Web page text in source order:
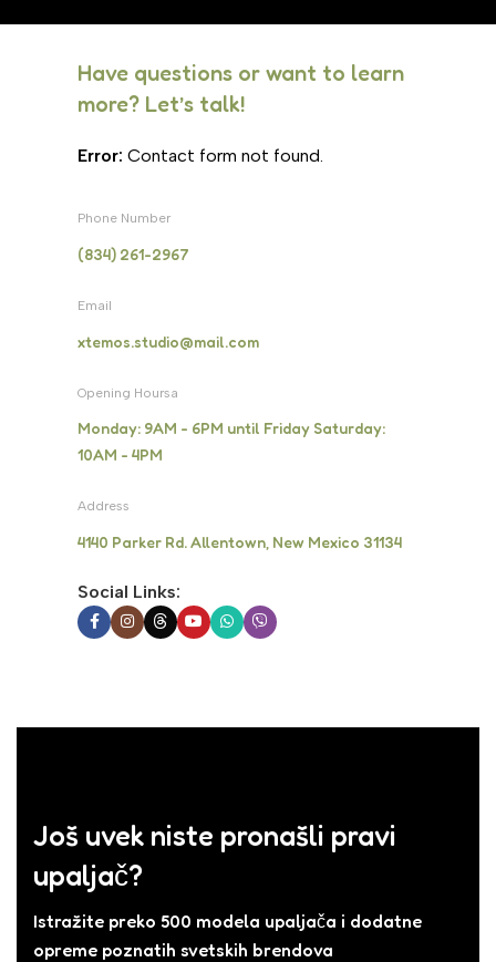
Have questions or want to learn
more? Let’s talk!
Error: Contact form not found.
Phone Number
(834) 261-2967
Email
xtemos.studio@mail.com
Opening Hoursa
Monday: 9AM - 6PM until Friday Saturday:
10AM - 4PM
Address
4140 Parker Rd. Allentown, New Mexico 31134
Social Links:
Još uvek niste pronašli pravi
upaljač?
Istražite preko 500 modela upaljača i dodatne
opreme poznatih svetskih brendova